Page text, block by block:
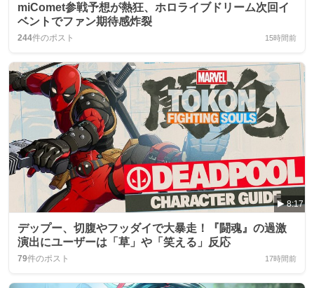
miComet参戦予想が熱狂、ホロライブドリーム次回イ
ベントでファン期待感炸裂
244件のポスト 15時間前
8:17
デップー、切腹やフッダイで大暴走！『闘魂』の過激
演出にユーザーは「草」や「笑える」反応
79件のポスト 17時間前